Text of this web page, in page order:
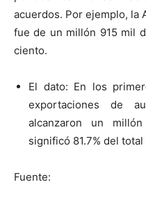
acuerdos. Por ejemplo, la
fue de un millón 915 mil
ciento.
El dato: En los
exportaciones de
alcanzaron un
significó 81.7% del
Fuente: